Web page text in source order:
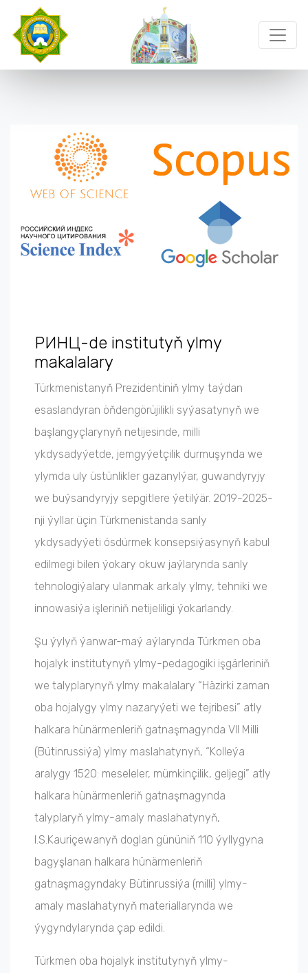
PИHЦ-de institutyň ylmy
makalalary
Türkmenistanyň Prezidentiniň ylmy taýdan
esaslandyran öňdengörüjilikli syýasatynyň we
başlangyçlarynyň netijesinde, milli
ykdysadyýetde, jemgyýetçilik durmuşynda we
ylymda uly üstünlikler gazanylýar, guwandyryjy
we buýsandyryjy sepgitlere ýetilýär. 2019-2025-
nji ýyllar üçin Türkmenistanda sanly
ykdysadyýeti ösdürmek konsepsiýasynyň kabul
edilmegi bilen ýokary okuw jaýlarynda sanly
tehnologiýalary ulanmak arkaly ylmy, tehniki we
innowasiýa işleriniň netijeliligi ýokarlandy.
Şu ýylyň ýanwar-maý aýlarynda Türkmen oba
hojalyk institutynyň ylmy-pedagogiki işgärleriniň
we talyplarynyň ylmy makalalary “Häzirki zaman
oba hojalygy ylmy nazaryýeti we tejribesi” atly
halkara hünärmenleriň gatnaşmagynda VII Milli
(Bütinrussiýa) ylmy maslahatynyň, “Kolleýa
aralygy 1520: meseleler, mümkinçilik, geljegi” atly
halkara hünärmenleriň gatnaşmagynda
talyplaryň ylmy-amaly maslahatynyň,
I.S.Kauriçewanyň doglan gününiň 110 ýyllygyna
bagyşlanan halkara hünärmenleriň
gatnaşmagyndaky Bütinrussiýa (milli) ylmy-
amaly maslahatynyň materiallarynda we
ýygyndylarynda çap edildi.
Türkmen oba hojalyk institutynyň ylmy-